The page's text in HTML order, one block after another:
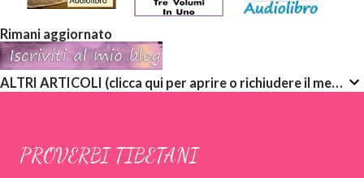
Rimani aggiornato
ALTRI ARTICOLI (clicca qui per aprire o richiudere il menù a discesa)
PROVERBI TIBETANI